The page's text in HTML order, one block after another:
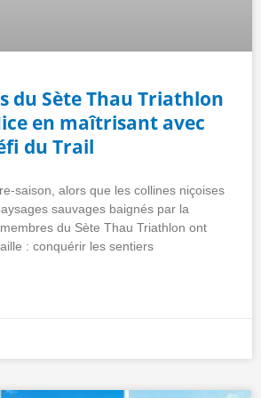
du Sète Thau Triathlon
en maîtrisant avec
du Trail
saison, alors que les collines niçoises
sauvages baignés par la
du Sète Thau Triathlon ont
: conquérir les sentiers